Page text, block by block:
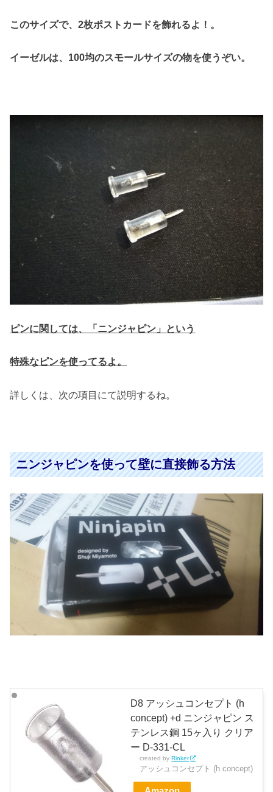
このサイズで、2枚ポストカードを飾れるよ！。
イーゼルは、100均のスモールサイズの物を使うぞい。
ピンに関しては、「ニンジャピン」という
特殊なピンを使ってるよ。
詳しくは、次の項目にて説明するね。
ニンジャピンを使って壁に直接飾る方法
D8 アッシュコンセプト (h
concept) +d ニンジャピン ス
テンレス鋼 15ヶ入り クリア
ー D-331-CL
created byRinker
アッシュコンセプト (h concept)